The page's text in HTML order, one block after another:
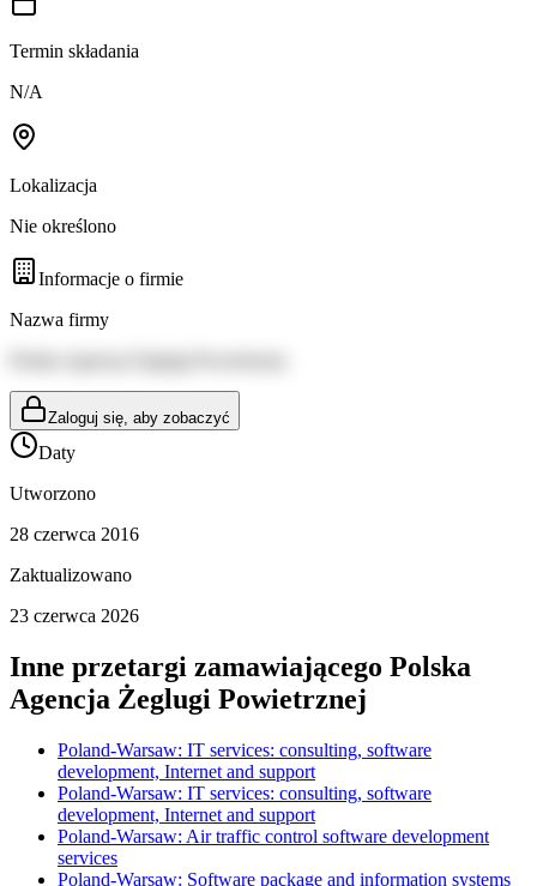
Termin składania
N/A
Lokalizacja
Nie określono
Informacje o firmie
Nazwa firmy
Zaloguj się, aby zobaczyć
Daty
Utworzono
28 czerwca 2016
Zaktualizowano
23 czerwca 2026
Inne przetargi zamawiającego Polska
Agencja Żeglugi Powietrznej
Poland-Warsaw: IT services: consulting, software
development, Internet and support
Poland-Warsaw: IT services: consulting, software
development, Internet and support
Poland-Warsaw: Air traffic control software development
services
Poland-Warsaw: Software package and information systems